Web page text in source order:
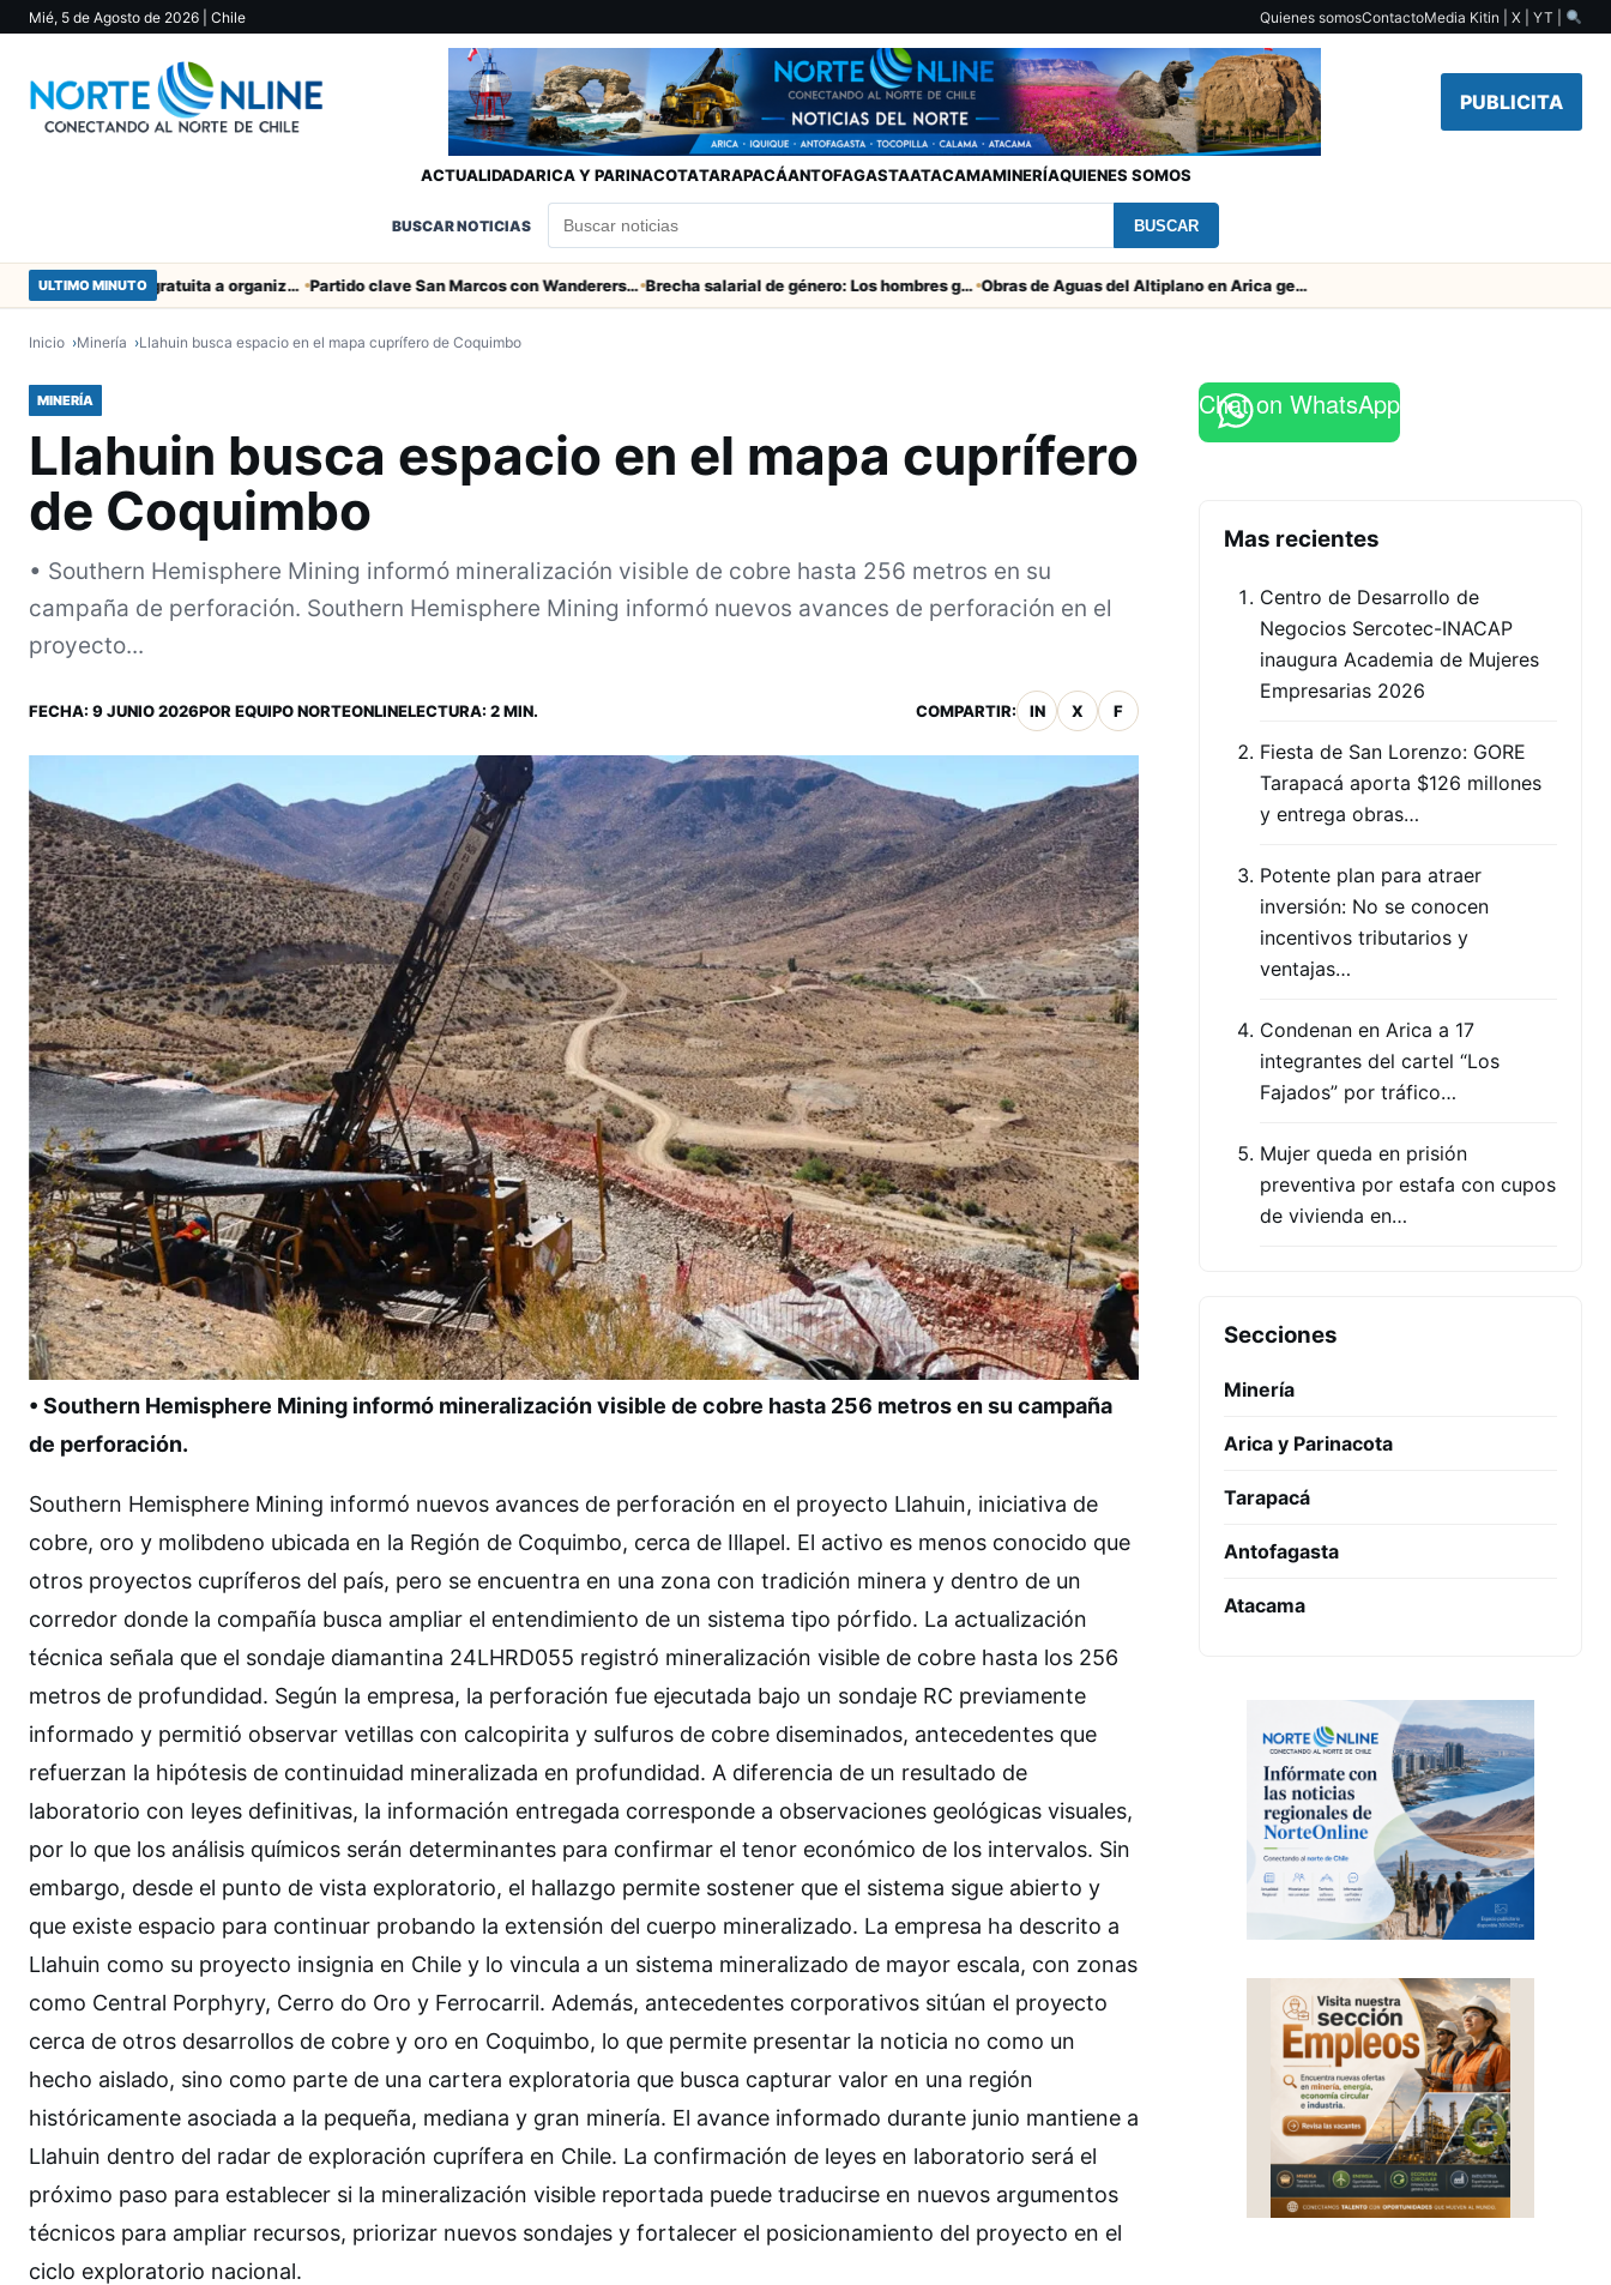
Mié, 5 de Agosto de 2026 | Chile Quienes somosContactoMedia Kitin | X | YT |
PUBLICITA
ACTUALIDADARICA Y PARINACOTATARAPACÁANTOFAGASTAATACAMAMINERÍAQUIENES SOMOS
BUSCAR NOTICIAS BUSCAR
ULTIMO MINUTO Entregaron fibra óptica gratuita a organizaciones sociales de Arica Partido clave San Marcos con Wanderers este sábado a las 15 horas en Valparaíso Brecha salarial de género: Los hombres ganan seis veces más que las mujeres Obras de Aguas del Altiplano en Arica generan puestos de trabajo
Inicio Minería Llahuin busca espacio en el mapa cuprífero de Coquimbo
MINERÍA
Llahuin busca espacio en el mapa cuprífero
de Coquimbo
• Southern Hemisphere Mining informó mineralización visible de cobre hasta 256 metros en su
campaña de perforación. Southern Hemisphere Mining informó nuevos avances de perforación en el
proyecto...
FECHA: 9 JUNIO 2026POR EQUIPO NORTEONLINELECTURA: 2 MIN. COMPARTIR: IN X F
• Southern Hemisphere Mining informó mineralización visible de cobre hasta 256 metros en su campaña
de perforación.
Southern Hemisphere Mining informó nuevos avances de perforación en el proyecto Llahuin, iniciativa de
cobre, oro y molibdeno ubicada en la Región de Coquimbo, cerca de Illapel. El activo es menos conocido que
otros proyectos cupríferos del país, pero se encuentra en una zona con tradición minera y dentro de un
corredor donde la compañía busca ampliar el entendimiento de un sistema tipo pórfido. La actualización
técnica señala que el sondaje diamantina 24LHRD055 registró mineralización visible de cobre hasta los 256
metros de profundidad. Según la empresa, la perforación fue ejecutada bajo un sondaje RC previamente
informado y permitió observar vetillas con calcopirita y sulfuros de cobre diseminados, antecedentes que
refuerzan la hipótesis de continuidad mineralizada en profundidad. A diferencia de un resultado de
laboratorio con leyes definitivas, la información entregada corresponde a observaciones geológicas visuales,
por lo que los análisis químicos serán determinantes para confirmar el tenor económico de los intervalos. Sin
embargo, desde el punto de vista exploratorio, el hallazgo permite sostener que el sistema sigue abierto y
que existe espacio para continuar probando la extensión del cuerpo mineralizado. La empresa ha descrito a
Llahuin como su proyecto insignia en Chile y lo vincula a un sistema mineralizado de mayor escala, con zonas
como Central Porphyry, Cerro do Oro y Ferrocarril. Además, antecedentes corporativos sitúan el proyecto
cerca de otros desarrollos de cobre y oro en Coquimbo, lo que permite presentar la noticia no como un
hecho aislado, sino como parte de una cartera exploratoria que busca capturar valor en una región
históricamente asociada a la pequeña, mediana y gran minería. El avance informado durante junio mantiene a
Llahuin dentro del radar de exploración cuprífera en Chile. La confirmación de leyes en laboratorio será el
próximo paso para establecer si la mineralización visible reportada puede traducirse en nuevos argumentos
técnicos para ampliar recursos, priorizar nuevos sondajes y fortalecer el posicionamiento del proyecto en el
ciclo exploratorio nacional.
Chat on WhatsApp
Mas recientes
Centro de Desarrollo de
Negocios Sercotec-INACAP
inaugura Academia de Mujeres
Empresarias 2026
Fiesta de San Lorenzo: GORE
Tarapacá aporta $126 millones
y entrega obras…
Potente plan para atraer
inversión: No se conocen
incentivos tributarios y
ventajas…
Condenan en Arica a 17
integrantes del cartel “Los
Fajados” por tráfico…
Mujer queda en prisión
preventiva por estafa con cupos
de vivienda en…
Secciones
Minería
Arica y Parinacota
Tarapacá
Antofagasta
Atacama